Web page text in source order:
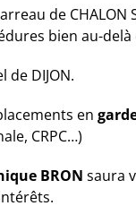
de CHALON
bien au-
de DIJON.
en
CRPC…)
BRON saura